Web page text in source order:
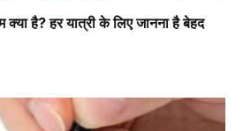
क्या है? हर यात्री के लिए जानना है बेहद